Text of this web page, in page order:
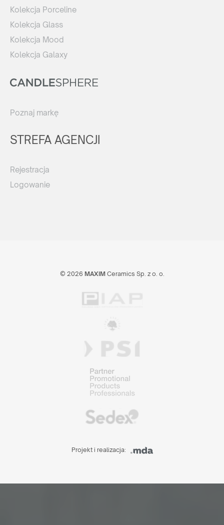
Kolekcja Porceline
Kolekcja Glass
Kolekcja Mood
Kolekcja Galaxy
Poznaj markę
STREFA AGENCJI
Rejestracja
Logowanie
© 2026 MAXIMCeramics Sp. z o. o.
Projekt i realizacja: